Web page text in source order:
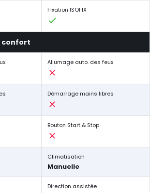
Fixation ISOFIX
confort
Allumage auto. des feux
Démarrage mains libres
Bouton Start & Stop
Climatisation
Manuelle
Direction assistée